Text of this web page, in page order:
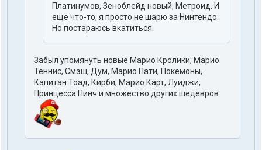
Платинумов, Зеноблейд новый, Метроид. И
ещё что-то, я просто не шарю за Нинтендо.
Но постараюсь вкатиться.
Забыл упомянуть новые Марио Кролики, Марио
Теннис, Смэш, Дум, Марио Пати, Покемоны,
Капитан Тоад, Кирби, Марио Карт, Луиджи,
Принцесса Пинч и множество других шедевров